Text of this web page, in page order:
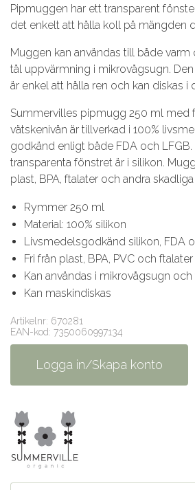
Pipmuggen har ett transparent
det enkelt att hålla koll på mängden
Muggen kan användas till både
tål uppvärmning i mikrovågsugn.
är enkel att hålla ren och kan diskas i
Summervilles pipmugg 250 ml med
vätskenivån är tillverkad i 100%
godkänd enligt både FDA och
transparenta fönstret är i silikon.
plast, BPA, ftalater och andra
Rymmer 250 ml
Material: 100% silikon
Livsmedelsgodkänd silikon, FDA
Fri från plast, BPA, PVC och ftalater
Kan användas i mikrovågsugn och
Kan maskindiskas
Artikelnr: 670281
EAN-kod: 7350060997134
Logga in/Skapa konto